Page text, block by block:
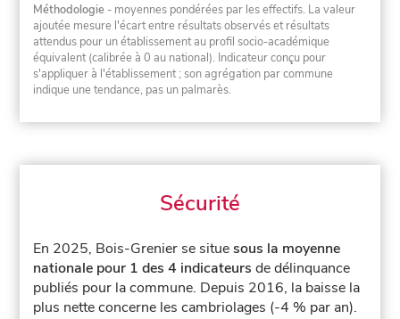
Méthodologie - moyennes pondérées par les effectifs. La valeur
ajoutée mesure l'écart entre résultats observés et résultats
attendus pour un établissement au profil socio-académique
équivalent (calibrée à 0 au national). Indicateur conçu pour
s'appliquer à l'établissement ; son agrégation par commune
indique une tendance, pas un palmarès.
Sécurité
En 2025, Bois-Grenier se situesous la moyenne
nationale pour 1 des 4 indicateurs de délinquance
publiés pour la commune. Depuis 2016, la baisse la
plus nette concerne les cambriolages (-4 % par an).